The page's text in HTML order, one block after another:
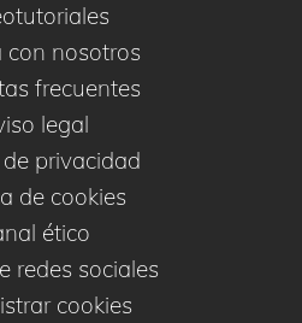
con nosotros
frecuentes
legal
privacidad
de cookies
ético
redes sociales
cookies